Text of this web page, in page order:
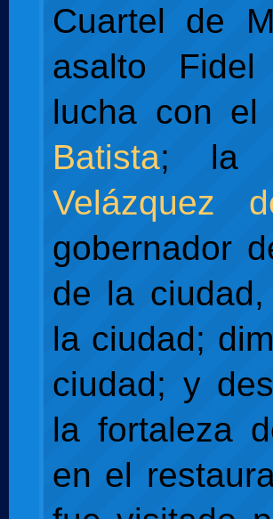
Cuartel de
asalto
lucha con
Batista; la
Velázquez
gobernador
de la
la ciudad;
ciudad; y
la fortaleza
en el